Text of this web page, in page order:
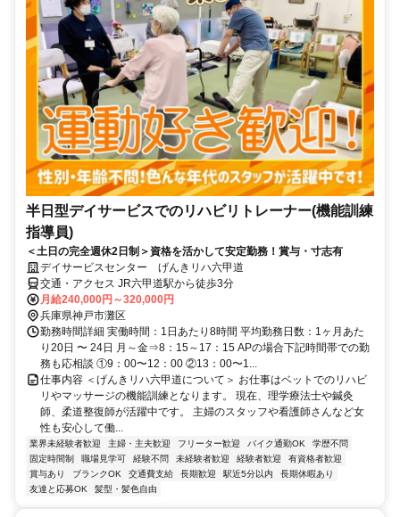
半日型デイサービスでのリハビリトレーナー(機能訓練
指導員)
＜土日の完全週休2日制＞資格を活かして安定勤務！賞与・寸志有
デイサービスセンター げんきリハ六甲道
交通・アクセス JR六甲道駅から徒歩3分
月給240,000円～320,000円
兵庫県神戸市灘区
勤務時間詳細 実働時間：1日あたり8時間 平均勤務日数：1ヶ月あた
り20日 〜 24日 月～金⇒8：15～17：15 APの場合下記時間帯での勤
務も応相談 ①9：00〜12：00 ②13：00〜1...
仕事内容 ＜げんきリハ六甲道について＞ お仕事はベットでのリハビ
リやマッサージの機能訓練となります。 現在、理学療法士や鍼灸
師、柔道整復師が活躍中です。 主婦のスタッフや看護師さんなど女
性も安心して働...
業界未経験者歓迎 主婦・主夫歓迎 フリーター歓迎 バイク通勤OK
学歴不問
固定時間制
職場見学可 経験不問 未経験者歓迎 経験者歓迎
有資格者歓迎
賞与あり
ブランクOK 交通費支給 長期歓迎 駅近5分以内
長期休暇あり
友達と応募OK
髪型・髪色自由